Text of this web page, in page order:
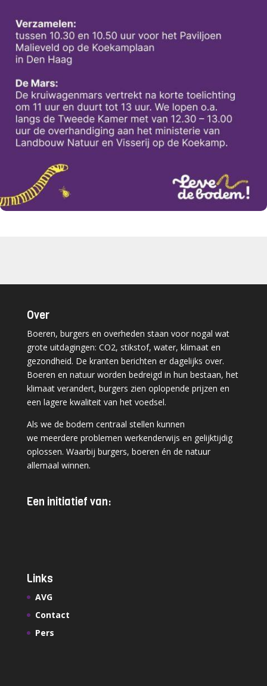
Over
Boeren, burgers en overheden staan voor nogal wat
grote uitdagingen: CO2, stikstof, water, klimaat en
gezondheid. De kranten berichten er dagelijks over.
Boeren en natuur worden bedreigd in hun bestaan, het
klimaat verandert, burgers zien oplopende prijzen en
een lagere kwaliteit van het voedsel.
Als we de bodem centraal stellen kunnen
we meerdere problemen werkenderwijs en gelijktijdig
oplossen. Waarbij burgers, boeren én de natuur
allemaal winnen.
Een initiatief van:
Links
AVG
Contact
Pers